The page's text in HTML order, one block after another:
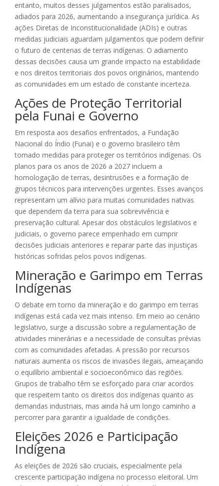
entanto, muitos desses julgamentos estão paralisados,
adiados para 2026, aumentando a insegurança jurídica. As
ações Diretas de Inconstitucionalidade (ADIs) e outras
medidas judiciais aguardam julgamentos que podem definir
o futuro de centenas de terras indígenas. O adiamento
dessas decisões causa um grande impacto na estabilidade
e nos direitos territoriais dos povos originários, mantendo
as comunidades em um estado de constante incerteza.
Ações de Proteção Territorial
pela Funai e Governo
Em resposta aos desafios enfrentados, a Fundação
Nacional do Índio (Funai) e o governo brasileiro têm
tomado medidas para proteger os territórios indígenas. Os
planos para os anos de 2026 a 2027 incluem a
homologação de terras, desintrusões e a formação de
grupos técnicos para intervenções urgentes. Esses avanços
representam um alívio para muitas comunidades nativas
que dependem da terra para sua sobrevivência e
preservação cultural. Apesar dos obstáculos legislativos e
judiciais, o governo parece empenhado em cumprir
decisões judiciais anteriores e reparar parte das injustiças
históricas sofridas pelos povos indígenas.
Mineração e Garimpo em Terras
Indígenas
O debate em torno da mineração e do garimpo em terras
indígenas está cada vez mais intenso. Em meio ao cenário
legislativo, surge a discussão sobre a regulamentação de
atividades minerárias e a necessidade de consultas prévias
com as comunidades afetadas. A pressão por recursos
naturais aumenta os riscos de invasões ilegais, ameaçando
o equilíbrio ambiental e socioeconômico das regiões.
Grupos de trabalho têm se esforçado para criar acordos
que respeitem tanto os direitos dos indígenas quanto as
demandas industriais, mas ainda há um longo caminho a
percorrer para garantir a igualdade de condições.
Eleições 2026 e Participação
Indígena
As eleições de 2026 são cruciais, especialmente pela
crescente participação indígena no processo eleitoral. Um